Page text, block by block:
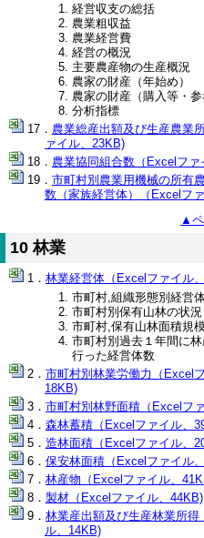
経営収支の総括
農業粗収益
農業経営費
経営の概況
主要農産物の生産概況
農家の財産（年始め）
農家の財産（購入等・参
分析指標
農業総産出額及び生産農業
ァイル、23KB)
農業協同組合数（Excelファ
市町村別農業用機械の所有
数（家族経営体）（Excelフ
▲
10 林業
林業経営体（Excelファイル
市町村,組織形態別経営
市町村別保有山林の状況
市町村,保有山林面積規
市町村別過去１年間に
行った経営体数
市町村別林業労働力（Excelフ
18KB)
市町村別林野面積（Excelフ
森林蓄積（Excelファイル、
造林面積（Excelファイル、
保安林面積（Excelファイル
林産物（Excelファイル、
製材（Excelファイル、44KB)
林業産出額及び生産林業所得
ル、14KB)